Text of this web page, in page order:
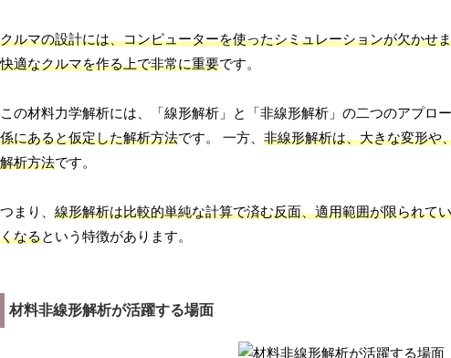
クルマの設計には、コンピューターを使ったシミュレーションが欠かせ
快適なクルマを作る上で非常に重要です。
この材料力学解析には、「線形解析」と「非線形解析」の二つのアプロ
係にあると仮定した解析方法です。 一方、 非線形解析は、大きな変形や
解析方法です。
つまり、 線形解析は比較的単純な計算で済む反面、適用範囲が限られて
くなるという特徴があります。
材料非線形解析が活躍する場面